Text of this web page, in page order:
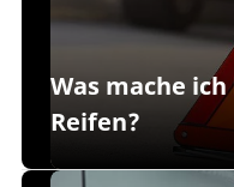
Was mache
Reifen?